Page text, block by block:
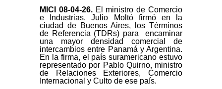
MICI 08-04-26. El ministro de Comercio
e Industrias, Julio Moltó firmó en la
ciudad de Buenos Aires, los Términos
de Referencia (TDRs) para encaminar
una mayor densidad comercial de
intercambios entre Panamá y Argentina.
En la firma, el país suramericano estuvo
representado por Pablo Quirno, ministro
de Relaciones Exteriores, Comercio
Internacional y Culto de ese país.